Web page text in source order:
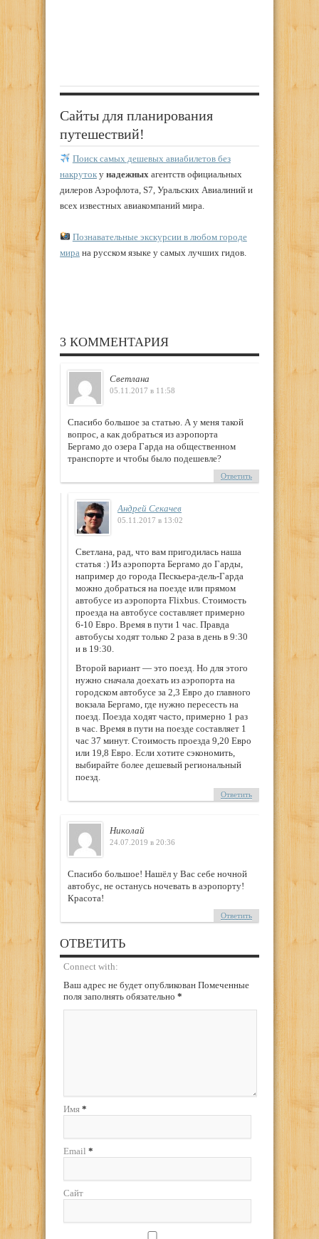
Сайты для планирования
путешествий!
Поиск самых дешевых авиабилетов без
накруток у надежных агентств официальных
дилеров Аэрофлота, S7, Уральских Авиалиний и
всех известных авиакомпаний мира.
Познавательные экскурсии в любом городе
мира на русском языке у самых лучших гидов.
3 КОММЕНТАРИЯ
Светлана
05.11.2017 в 11:58
Спасибо большое за статью. А у меня такой
вопрос, а как добраться из аэропорта
Бергамо до озера Гарда на общественном
транспорте и чтобы было подешевле?
Ответить
Андрей Секачев
05.11.2017 в 13:02
Светлана, рад, что вам пригодилась наша
статья :) Из аэропорта Бергамо до Гарды,
например до города Пескьера-дель-Гарда
можно добраться на поезде или прямом
автобусе из аэропорта Flixbus. Стоимость
проезда на автобусе составляет примерно
6-10 Евро. Время в пути 1 час. Правда
автобусы ходят только 2 раза в день в 9:30
и в 19:30.
Второй вариант — это поезд. Но для этого
нужно сначала доехать из аэропорта на
городском автобусе за 2,3 Евро до главного
вокзала Бергамо, где нужно пересесть на
поезд. Поезда ходят часто, примерно 1 раз
в час. Время в пути на поезде составляет 1
час 37 минут. Стоимость проезда 9,20 Евро
или 19,8 Евро. Если хотите сэкономить,
выбирайте более дешевый региональный
поезд.
Ответить
Николай
24.07.2019 в 20:36
Спасибо большое! Нашёл у Вас себе ночной
автобус, не останусь ночевать в аэропорту!
Красота!
Ответить
ОТВЕТИТЬ
Connect with:
Ваш адрес не будет опубликован Помеченные
поля заполнять обязательно *
Имя *
Email *
Сайт